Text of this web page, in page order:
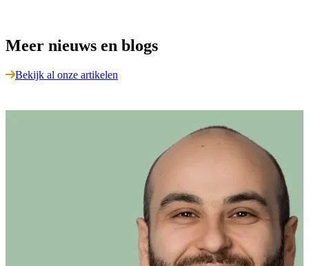
Meer nieuws en blogs
Bekijk al onze artikelen